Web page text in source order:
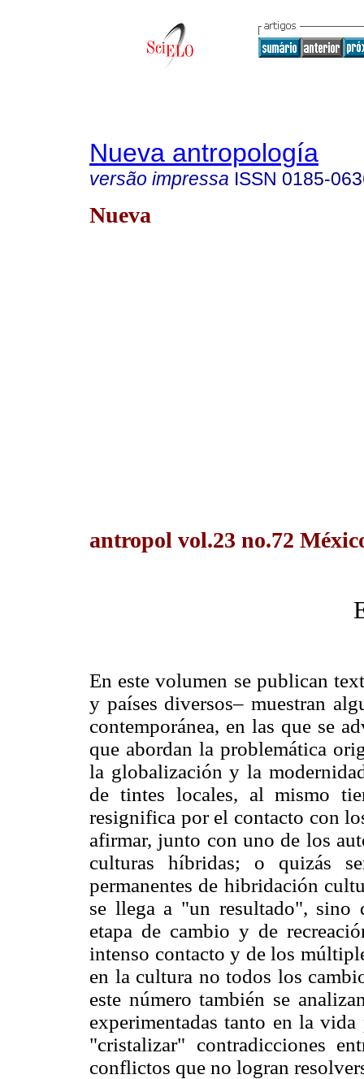
Nueva antropología
versão impressa ISSN 0185-
Nueva
antropol vol.23 no.72
En este volumen se publican
y países diversos– muestran
contemporánea, en las que se
que abordan la problemática
la globalización y la
de tintes locales, al mismo
resignifica por el contacto con
afirmar, junto con uno de los
culturas híbridas; o quizás
permanentes de hibridación
se llega a "un resultado", sino
etapa de cambio y de
intenso contacto y de los
en la cultura no todos los
este número también se
experimentadas tanto en la
"cristalizar" contradicciones
conflictos que no logran